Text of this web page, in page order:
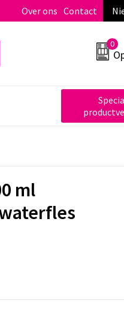
Over ons Contact
0
ml